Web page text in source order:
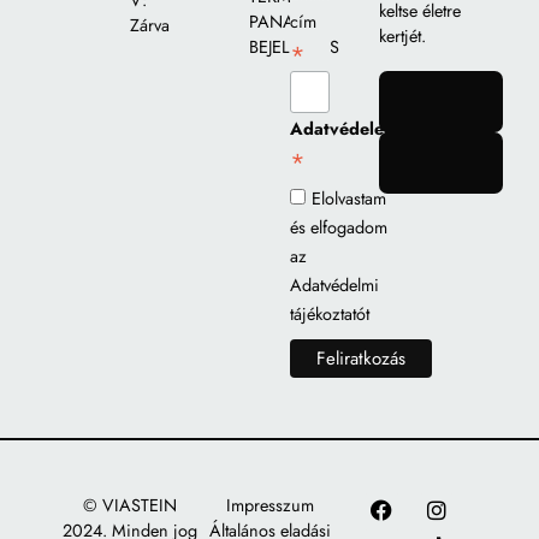
Zárva
PANASZ
BEJELENTÉS
cím
*
Adatvédelem
*
Elolvastam
és elfogadom
az
Adatvédelmi
tájékoztatót
keltse életre
kertjét.
© VIASTEIN
2024. Minden jog
Impresszum
Általános eladási